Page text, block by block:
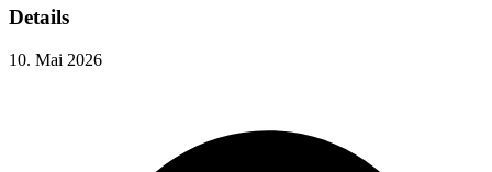
Details
10. Mai 2026